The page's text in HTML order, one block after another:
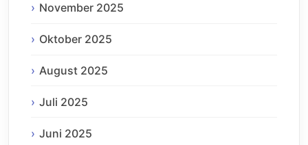
November 2025
Oktober 2025
August 2025
Juli 2025
Juni 2025